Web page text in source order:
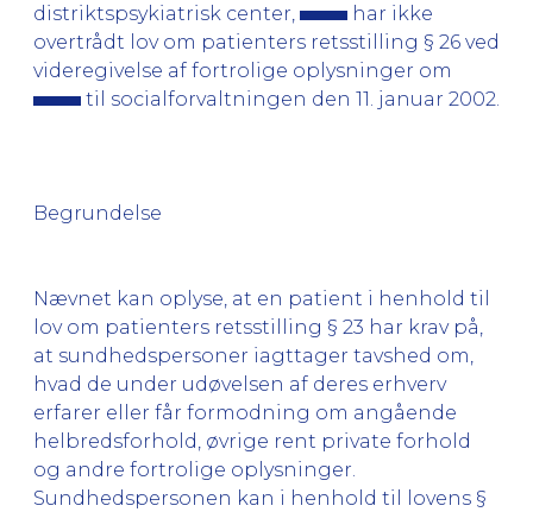
distriktspsykiatrisk center,
har ikke
overtrådt lov om patienters retsstilling § 26 ved
videregivelse af fortrolige oplysninger om
til socialforvaltningen den 11. januar 2002.
Begrundelse
Nævnet kan oplyse, at en patient i henhold til
lov om patienters retsstilling § 23 har krav på,
at sundhedspersoner iagttager tavshed om,
hvad de under udøvelsen af deres erhverv
erfarer eller får formodning om angående
helbredsforhold, øvrige rent private forhold
og andre fortrolige oplysninger.
Sundhedspersonen kan i henhold til lovens §